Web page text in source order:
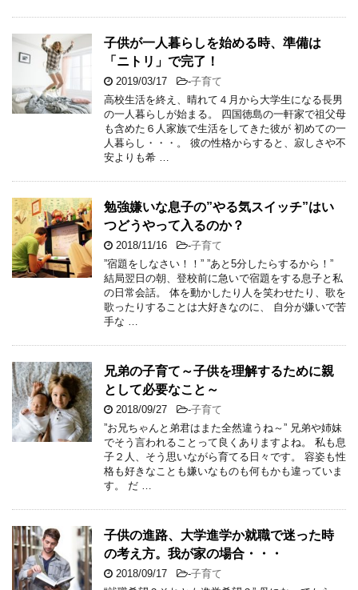
子供が一人暮らしを始める時、準備は
「ニトリ」で完了！
2019/03/17 -子育て
高校生活を終え、晴れて４月から大学生になる長男
の一人暮らしが始まる。 四国徳島の一軒家で祖父母
も含めた６人家族で生活をしてきた彼が 初めての一
人暮らし・・・。 彼の性格からすると、寂しさや不
安よりも希 …
勉強嫌いな息子の”やる気スイッチ”はい
つどうやって入るのか？
2018/11/16 -子育て
”宿題をしなさい！！” ”あと5分したらするから！”
結局翌日の朝、登校前に急いで宿題をする息子と私
の日常会話。 体を動かしたり人を笑わせたり、歌を
歌ったりすることは大好きなのに、 自分が嫌いで苦
手な …
兄弟の子育て～子供を理解するために親
として必要なこと～
2018/09/27 -子育て
”お兄ちゃんと弟君はまた全然違うね～” 兄弟や姉妹
でそう言われることって良くありますよね。 私も息
子２人、そう思いながら育てる日々です。 容姿も性
格も好きなことも嫌いなものも何もかも違っていま
す。 だ …
子供の進路、大学進学か就職で迷った時
の考え方。我が家の場合・・・
2018/09/17 -子育て